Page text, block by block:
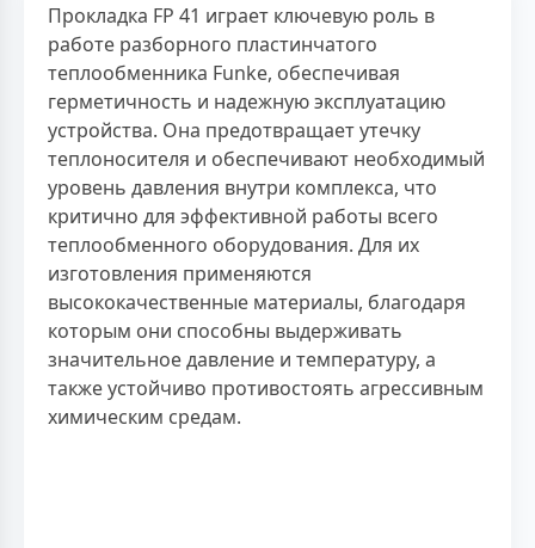
Прокладка FP 41 играет ключевую роль в
работе разборного пластинчатого
теплообменника Funke, обеспечивая
герметичность и надежную эксплуатацию
устройства. Она предотвращает утечку
теплоносителя и обеспечивают необходимый
уровень давления внутри комплекса, что
критично для эффективной работы всего
теплообменного оборудования. Для их
изготовления применяются
высококачественные материалы, благодаря
которым они способны выдерживать
значительное давление и температуру, а
также устойчиво противостоять агрессивным
химическим средам.